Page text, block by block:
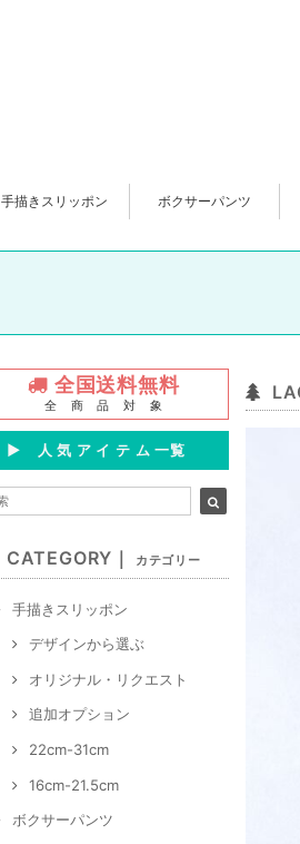
手描きスリッポン ボクサーパンツ
全国送料無料
全 商 品 対 象
▶︎ 人 気 ア イ テ ム 一覧
CATEGORY｜ カテゴリー
手描きスリッポン
デザインから選ぶ
オリジナル・リクエスト
追加オプション
22cm-31cm
16cm-21.5cm
ボクサーパンツ